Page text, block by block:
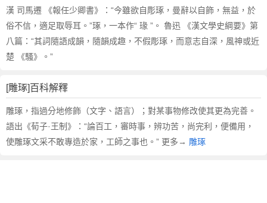
漢 司馬遷 《報任少卿書》：“今雖欲自彫琢，曼辭以自飾，無益，於
俗不信，適足取辱耳。”琢，一本作“ 瑑 ”。 魯迅 《漢文學史綱要》第
八篇：“其詞隨語成韻，隨韻成趣，不假彫琢，而意志自深，風神或近
楚 《騷》。”
[雕琢]百科解釋
雕琢，指過分地修飾（文字、語言）；對某事物修改使其更為完善。
語出《荀子·王制》：“論百工，審時事，辨功苦，尚完利，便備用，
使雕琢文采不敢專造於家，工師之事也。” 更多→ 雕琢